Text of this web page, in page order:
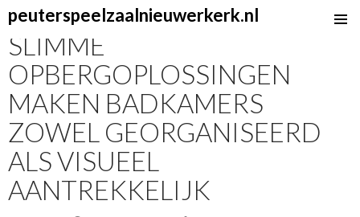
peuterspeelzaalnieuwerkerk.nl
TO
CONTENT
SLIMME
OPBERGOPLOSSINGEN
MAKEN BADKAMERS
ZOWEL GEORGANISEERD
ALS VISUEEL
AANTREKKELIJK